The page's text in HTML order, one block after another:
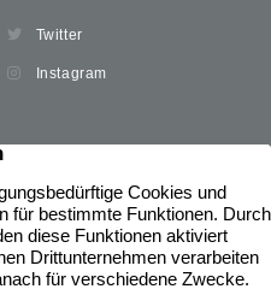
Twitter
Instagram
Widerrufsbelehrung
News